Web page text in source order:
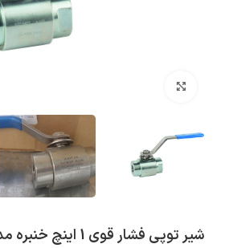
شیر توپی فشار قوی 1 اینچ خنبره مدل 06 2007